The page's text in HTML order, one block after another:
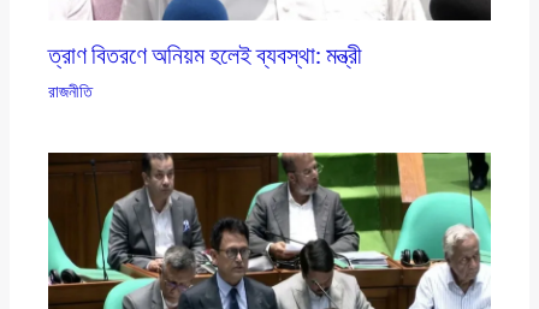
ত্রাণ বিতরণে অনিয়ম হলেই ব্যবস্থা: মন্ত্রী
রাজনীতি